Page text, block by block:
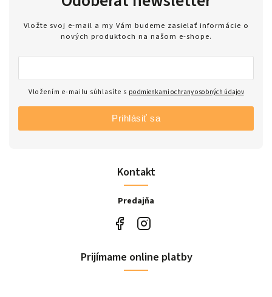
Kontakt
Predajňa
Vložte svoj e-mail a my Vám budeme zasielať informácie o
nových produktoch na našom e-shope.
Vložením e-mailu súhlasíte s podmienkami ochrany osobných údajov
Prihlásiť sa
Prijímame online platby